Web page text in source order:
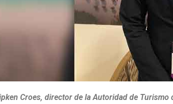
Croes, director de la Autoridad de